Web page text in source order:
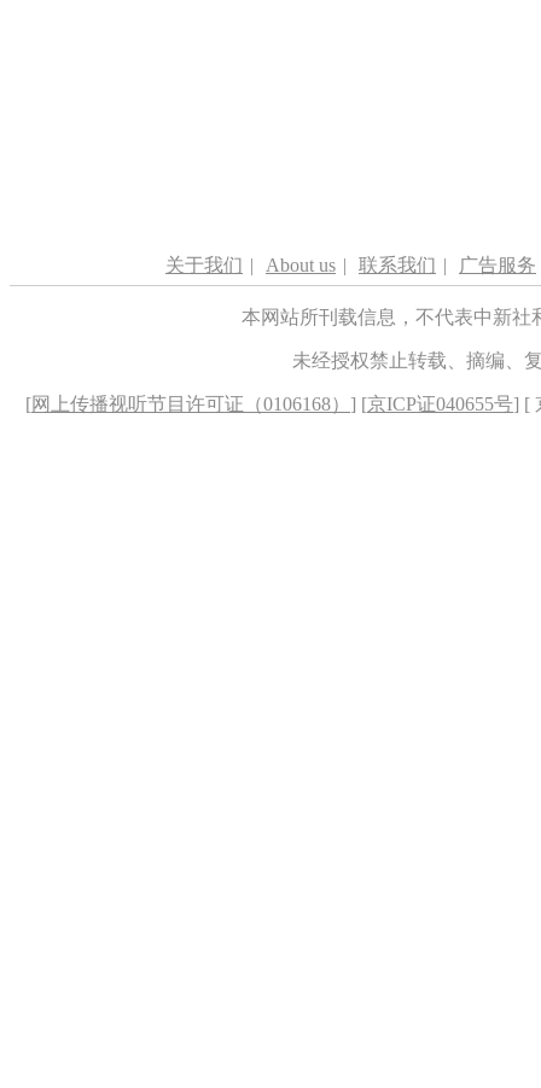
关于我们 | About us | 联系我们 | 广告服务
本网站所刊载信息，不代表中新
未经授权禁止转载、摘编、
[网上传播视听节目许可证（0106168） ] [京ICP证040655号] [